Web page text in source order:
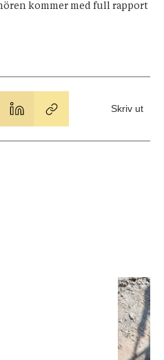
kommer med full rapport
Skriv ut